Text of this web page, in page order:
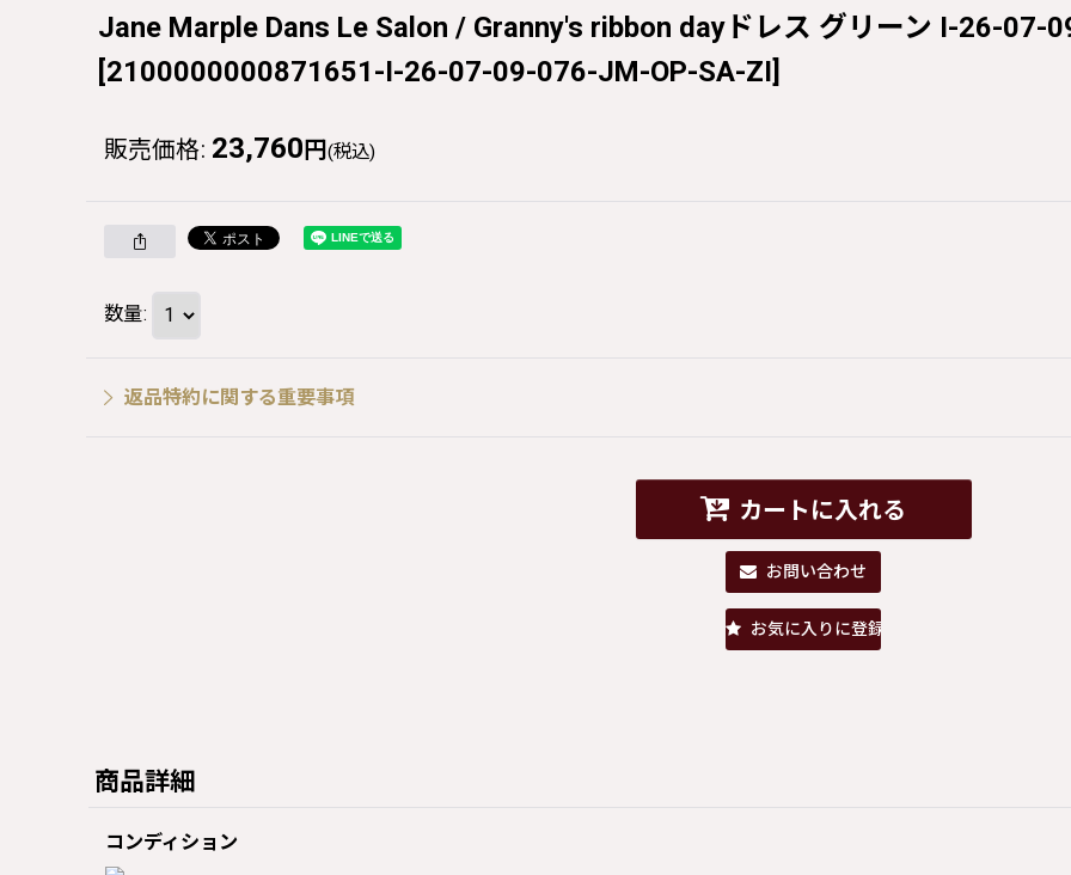
Jane Marple Dans Le Salon / Granny's ribbon dayドレス グリーン I-26-07-
[2100000000871651-I-26-07-09-076-JM-OP-SA-ZI]
販売価格: 23,760 円 (税込)
数量:
返品特約に関する重要事項
カートに入れる
お問い合わせ
お気に入りに登録
商品詳細
コンディション